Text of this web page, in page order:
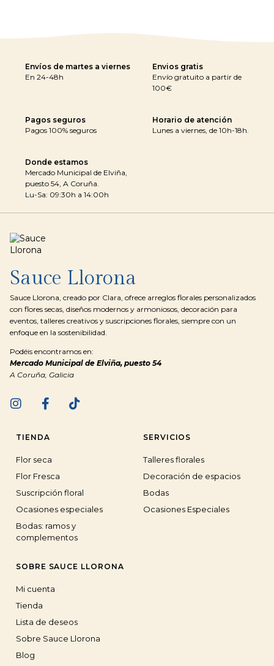
Envíos de martes a viernes
En 24-48h
Envios gratis
Envío gratuito a partir de
100€
Pagos seguros
Pagos 100% seguros
Horario de atención
Lunes a viernes, de 10h-18h.
Donde estamos
Mercado Municipal de Elviña,
puesto 54, A Coruña.
Lu-Sa: 09:30h a 14:00h
Sauce Llorona
Sauce Llorona, creado por Clara, ofrece arreglos florales personalizados
con flores secas, diseños modernos y armoniosos, decoración para
eventos, talleres creativos y suscripciones florales, siempre con un
enfoque en la sostenibilidad.
Podéis encontramos en:
Mercado Municipal de Elviña, puesto 54
A Coruña, Galicia
TIENDA
Flor seca
Flor Fresca
Suscripción floral
Ocasiones especiales
Bodas: ramos y
complementos
SERVICIOS
Talleres florales
Decoración de espacios
Bodas
Ocasiones Especiales
SOBRE SAUCE LLORONA
Mi cuenta
Tienda
Lista de deseos
Sobre Sauce Llorona
Blog